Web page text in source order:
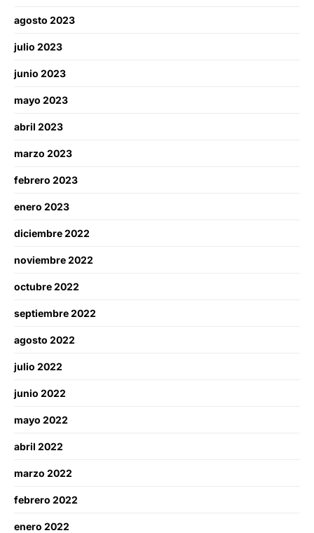
agosto 2023
julio 2023
junio 2023
mayo 2023
abril 2023
marzo 2023
febrero 2023
enero 2023
diciembre 2022
noviembre 2022
octubre 2022
septiembre 2022
agosto 2022
julio 2022
junio 2022
mayo 2022
abril 2022
marzo 2022
febrero 2022
enero 2022